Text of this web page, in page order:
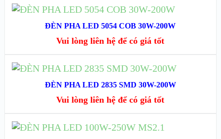
XEM NHANH
ĐỌC TIẾP
ĐÈN PHA LED 5054 COB 30W-200W
Vui lòng liên hệ để có giá tốt
XEM NHANH
ĐỌC TIẾP
ĐÈN PHA LED 2835 SMD 30W-200W
Vui lòng liên hệ để có giá tốt
ĐỌC TIẾP